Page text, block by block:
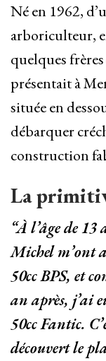
Né en 1962,
arboriculteur,
quelques
présentait à
située en
débarquer
construction
La
“À l’âge de
Michel m’ont
50cc BPS, et
an après, j’ai
50cc Fantic.
découvert le